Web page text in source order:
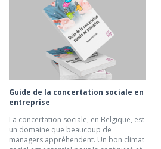
Guide de la concertation sociale en
entreprise
La concertation sociale, en Belgique, est
un domaine que beaucoup de
managers appréhendent. Un bon climat